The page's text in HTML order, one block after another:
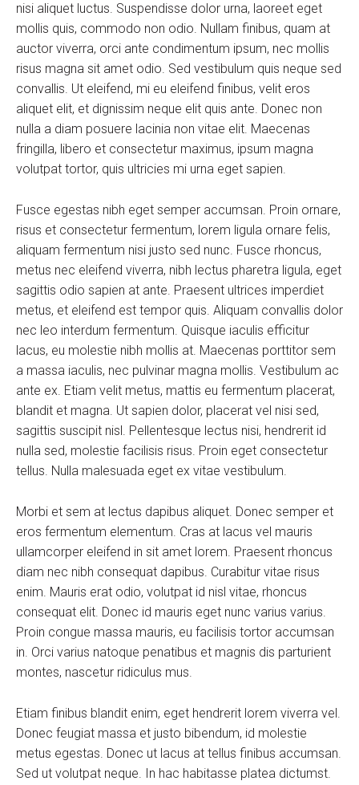
nisi aliquet luctus. Suspendisse dolor urna, laoreet eget
mollis quis, commodo non odio. Nullam finibus, quam at
auctor viverra, orci ante condimentum ipsum, nec mollis
risus magna sit amet odio. Sed vestibulum quis neque sed
convallis. Ut eleifend, mi eu eleifend finibus, velit eros
aliquet elit, et dignissim neque elit quis ante. Donec non
nulla a diam posuere lacinia non vitae elit. Maecenas
fringilla, libero et consectetur maximus, ipsum magna
volutpat tortor, quis ultricies mi urna eget sapien.
Fusce egestas nibh eget semper accumsan. Proin ornare,
risus et consectetur fermentum, lorem ligula ornare felis,
aliquam fermentum nisi justo sed nunc. Fusce rhoncus,
metus nec eleifend viverra, nibh lectus pharetra ligula, eget
sagittis odio sapien at ante. Praesent ultrices imperdiet
metus, et eleifend est tempor quis. Aliquam convallis dolor
nec leo interdum fermentum. Quisque iaculis efficitur
lacus, eu molestie nibh mollis at. Maecenas porttitor sem
a massa iaculis, nec pulvinar magna mollis. Vestibulum ac
ante ex. Etiam velit metus, mattis eu fermentum placerat,
blandit et magna. Ut sapien dolor, placerat vel nisi sed,
sagittis suscipit nisl. Pellentesque lectus nisi, hendrerit id
nulla sed, molestie facilisis risus. Proin eget consectetur
tellus. Nulla malesuada eget ex vitae vestibulum.
Morbi et sem at lectus dapibus aliquet. Donec semper et
eros fermentum elementum. Cras at lacus vel mauris
ullamcorper eleifend in sit amet lorem. Praesent rhoncus
diam nec nibh consequat dapibus. Curabitur vitae risus
enim. Mauris erat odio, volutpat id nisl vitae, rhoncus
consequat elit. Donec id mauris eget nunc varius varius.
Proin congue massa mauris, eu facilisis tortor accumsan
in. Orci varius natoque penatibus et magnis dis parturient
montes, nascetur ridiculus mus.
Etiam finibus blandit enim, eget hendrerit lorem viverra vel.
Donec feugiat massa et justo bibendum, id molestie
metus egestas. Donec ut lacus at tellus finibus accumsan.
Sed ut volutpat neque. In hac habitasse platea dictumst.